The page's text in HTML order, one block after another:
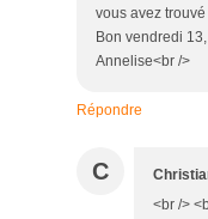
vous avez
Bon vendredi
Annelise<br />
Répondre
C
<br />